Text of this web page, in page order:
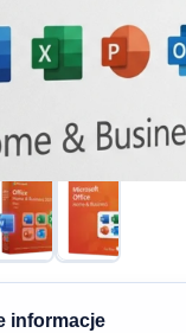
informacje